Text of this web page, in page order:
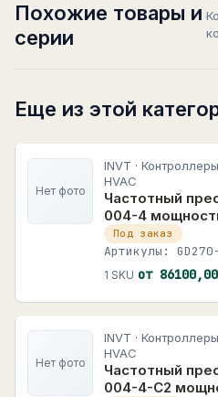
Похожие товары и
серии
Еще из этой
Нет фото
INVT ·
HVAC
Частотный
004-4
Под заказ
Артикулы:
1 SKU от
Нет фото
INVT ·
HVAC
Частотный
004-4-C2